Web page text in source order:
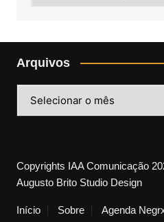
Arquivos
Copyrights IAA Comunicação
Augusto Brito Studio Design
Início Sobre Agenda